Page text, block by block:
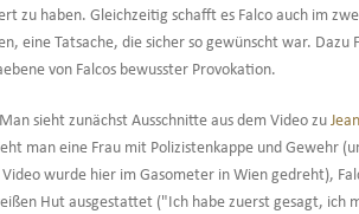
zu haben. Gleichzeitig schafft es Falco auch im
eine Tatsache, die sicher so gewünscht war. Dazu
von Falcos bewusster Provokation.
sieht zunächst Ausschnitte aus dem Video zu
man eine Frau mit Polizistenkappe und Gewehr
wurde hier im Gasometer in Wien gedreht),
Hut ausgestattet ("Ich habe zuerst gesagt, ich